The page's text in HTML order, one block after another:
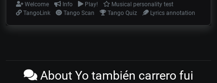
Welcome Info Play!
Musical personality test
TangoLink
Tango Scan Tango Quiz Lyrics annotation
About Yo también carrero fui